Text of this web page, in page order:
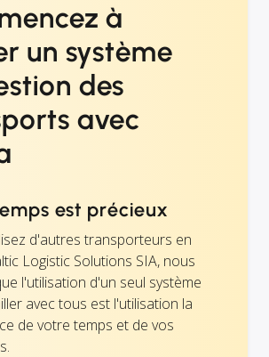
à
un système
des
avec
est précieux
d'autres transporteurs en
Logistic Solutions SIA, nous
l'utilisation d'un seul système
avec tous est l'utilisation la
de votre temps et de vos